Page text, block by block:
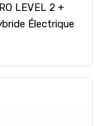
LEVEL 2 +
Électrique